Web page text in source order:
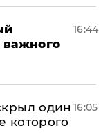
важного
16:44
один
которого
16:05